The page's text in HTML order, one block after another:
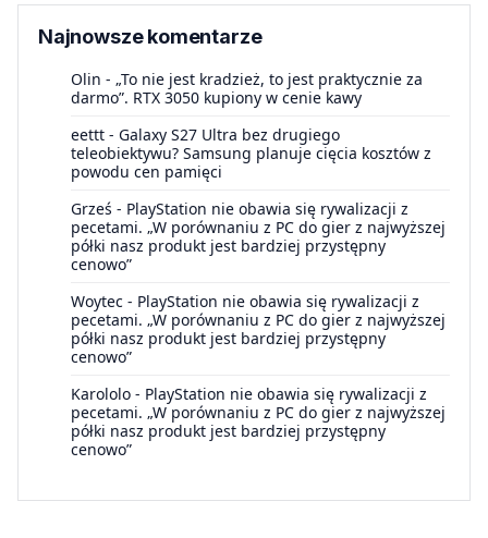
Najnowsze komentarze
Olin - „To nie jest kradzież, to jest praktycznie za
darmo”. RTX 3050 kupiony w cenie kawy
eettt - Galaxy S27 Ultra bez drugiego
teleobiektywu? Samsung planuje cięcia kosztów z
powodu cen pamięci
Grześ - PlayStation nie obawia się rywalizacji z
pecetami. „W porównaniu z PC do gier z najwyższej
półki nasz produkt jest bardziej przystępny
cenowo”
Woytec - PlayStation nie obawia się rywalizacji z
pecetami. „W porównaniu z PC do gier z najwyższej
półki nasz produkt jest bardziej przystępny
cenowo”
Karololo - PlayStation nie obawia się rywalizacji z
pecetami. „W porównaniu z PC do gier z najwyższej
półki nasz produkt jest bardziej przystępny
cenowo”